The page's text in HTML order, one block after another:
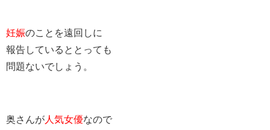
妊娠のことを遠回しに
報告しているととっても
問題ないでしょう。
奥さんが人気女優なので